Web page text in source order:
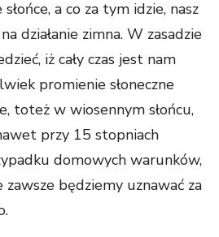
a co za tym idzie, nasz
działanie zimna. W zasadzie
iż cały czas jest nam
promienie słoneczne
toteż w wiosennym słońcu,
przy 15 stopniach
domowych warunków,
będziemy uznawać za